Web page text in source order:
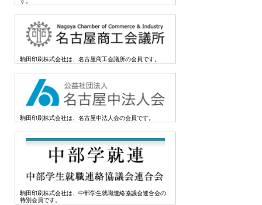
駒田印刷株式会社は、名古屋商工会議所の会員です。
駒田印刷株式会社は、名古屋中法人会の会員です。
駒田印刷株式会社は、中部学生就職連絡協議会連合会の
特別会員です。